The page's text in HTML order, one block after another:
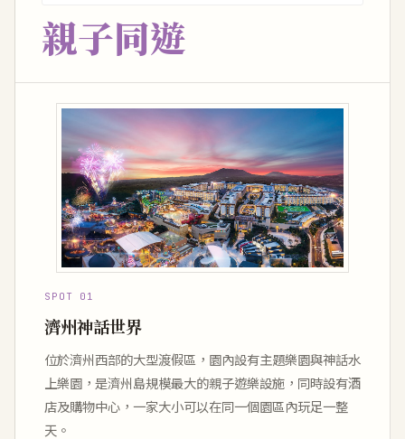
親子同遊
SPOT 01
濟州神話世界
位於濟州西部的大型渡假區，園內設有主題樂園與神話水
上樂園，是濟州島規模最大的親子遊樂設施，同時設有酒
店及購物中心，一家大小可以在同一個園區內玩足一整
天。